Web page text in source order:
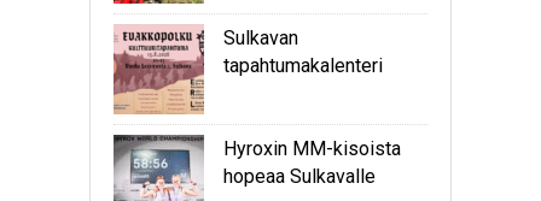
Sulkavan
tapahtumakalenteri
Hyroxin MM-kisoista
hopeaa Sulkavalle